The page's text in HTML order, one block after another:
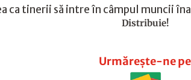
ca tinerii să intre în câmpul muncii
Distribuie!
Urmărește-ne pe